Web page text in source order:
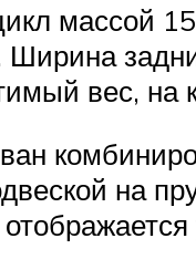
массой
вес, на
на